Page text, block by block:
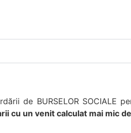
de BURSELOR SOCIALE
cu un venit calculat mai mic